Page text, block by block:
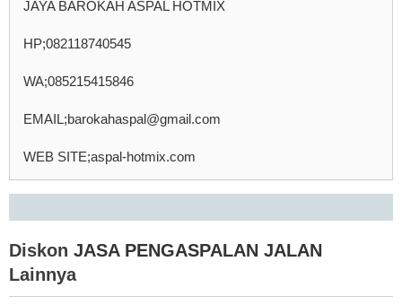
JAYA BAROKAH ASPAL HOTMIX
HP;082118740545
WA;085215415846
EMAIL;barokahaspal@gmail.com
WEB SITE;aspal-hotmix.com
Diskon JASA PENGASPALAN JALAN
Lainnya